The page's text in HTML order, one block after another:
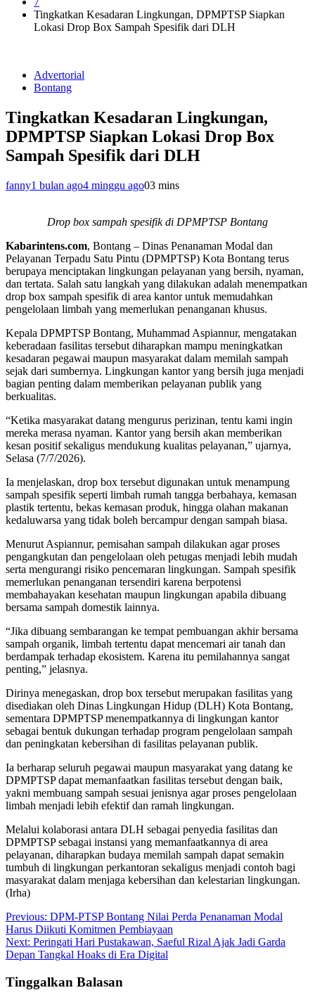
Tingkatkan Kesadaran Lingkungan, DPMPTSP Siapkan
Lokasi Drop Box Sampah Spesifik dari DLH
Advertorial
Bontang
Tingkatkan Kesadaran Lingkungan,
DPMPTSP Siapkan Lokasi Drop Box
Sampah Spesifik dari DLH
fanny1 bulan ago4 minggu ago03 mins
Drop box sampah spesifik di DPMPTSP Bontang
Kabarintens.com, Bontang – Dinas Penanaman Modal dan
Pelayanan Terpadu Satu Pintu (DPMPTSP) Kota Bontang terus
berupaya menciptakan lingkungan pelayanan yang bersih, nyaman,
dan tertata. Salah satu langkah yang dilakukan adalah menempatkan
drop box sampah spesifik di area kantor untuk memudahkan
pengelolaan limbah yang memerlukan penanganan khusus.
Kepala DPMPTSP Bontang, Muhammad Aspiannur, mengatakan
keberadaan fasilitas tersebut diharapkan mampu meningkatkan
kesadaran pegawai maupun masyarakat dalam memilah sampah
sejak dari sumbernya. Lingkungan kantor yang bersih juga menjadi
bagian penting dalam memberikan pelayanan publik yang
berkualitas.
“Ketika masyarakat datang mengurus perizinan, tentu kami ingin
mereka merasa nyaman. Kantor yang bersih akan memberikan
kesan positif sekaligus mendukung kualitas pelayanan,” ujarnya,
Selasa (7/7/2026).
Ia menjelaskan, drop box tersebut digunakan untuk menampung
sampah spesifik seperti limbah rumah tangga berbahaya, kemasan
plastik tertentu, bekas kemasan produk, hingga olahan makanan
kedaluwarsa yang tidak boleh bercampur dengan sampah biasa.
Menurut Aspiannur, pemisahan sampah dilakukan agar proses
pengangkutan dan pengelolaan oleh petugas menjadi lebih mudah
serta mengurangi risiko pencemaran lingkungan. Sampah spesifik
memerlukan penanganan tersendiri karena berpotensi
membahayakan kesehatan maupun lingkungan apabila dibuang
bersama sampah domestik lainnya.
“Jika dibuang sembarangan ke tempat pembuangan akhir bersama
sampah organik, limbah tertentu dapat mencemari air tanah dan
berdampak terhadap ekosistem. Karena itu pemilahannya sangat
penting,” jelasnya.
Dirinya menegaskan, drop box tersebut merupakan fasilitas yang
disediakan oleh Dinas Lingkungan Hidup (DLH) Kota Bontang,
sementara DPMPTSP menempatkannya di lingkungan kantor
sebagai bentuk dukungan terhadap program pengelolaan sampah
dan peningkatan kebersihan di fasilitas pelayanan publik.
Ia berharap seluruh pegawai maupun masyarakat yang datang ke
DPMPTSP dapat memanfaatkan fasilitas tersebut dengan baik,
yakni membuang sampah sesuai jenisnya agar proses pengelolaan
limbah menjadi lebih efektif dan ramah lingkungan.
Melalui kolaborasi antara DLH sebagai penyedia fasilitas dan
DPMPTSP sebagai instansi yang memanfaatkannya di area
pelayanan, diharapkan budaya memilah sampah dapat semakin
tumbuh di lingkungan perkantoran sekaligus menjadi contoh bagi
masyarakat dalam menjaga kebersihan dan kelestarian lingkungan.
(Irha)
Navigasi
pos
Previous: DPM-PTSP Bontang Nilai Perda Penanaman Modal
Harus Diikuti Komitmen Pembiayaan
Next: Peringati Hari Pustakawan, Saeful Rizal Ajak Jadi Garda
Depan Tangkal Hoaks di Era Digital
Tinggalkan Balasan